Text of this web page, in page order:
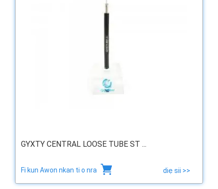
GYXTY CENTRAL LOOSE TUBE ST ...
Fi kun Awon nkan ti o nra diẹ sii >>